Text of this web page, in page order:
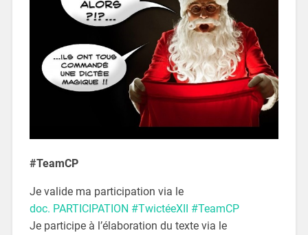
#TeamCP
Je valide ma participation via le
doc. PARTICIPATION #TwictéeXII #TeamCP
Je participe à l’élaboration du texte via le